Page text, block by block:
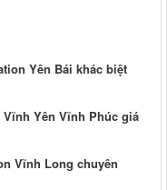
Yên Bái khác biệt
Yên Vĩnh Phúc giá
Vĩnh Long chuyên